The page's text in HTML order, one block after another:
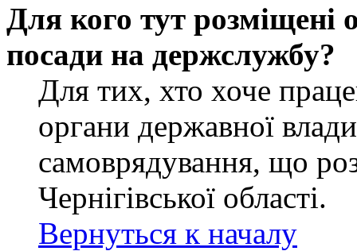
Для кого тут розміщені
посади на держслужбу?
Для тих, хто хоче
органи державної
самоврядування, що
Чернігівської області.
Вернуться к началу